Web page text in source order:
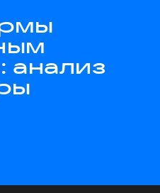
анализ